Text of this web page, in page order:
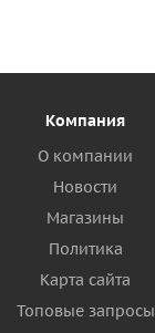
Компания
О компании
Новости
Магазины
Политика
Карта сайта
Топовые запросы